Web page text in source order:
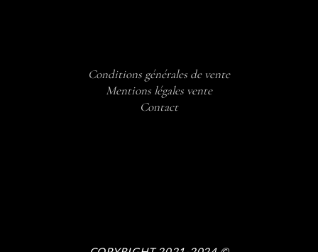
Conditions générales de vente
Mentions légales vente
Contact